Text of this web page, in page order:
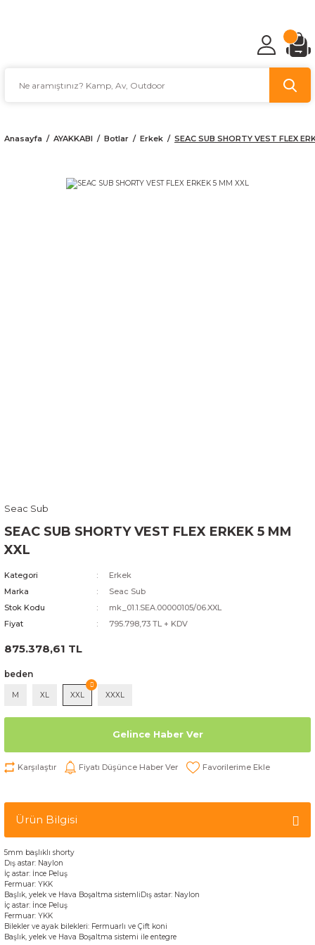
Anasayfa AYAKKABI Botlar Erkek SEAC SUB SHORTY VEST FLEX
Seac Sub
SEAC SUB SHORTY VEST FLEX ERKEK 5 MM
XXL
Kategori
Erkek
Marka
Seac Sub
Stok Kodu
mk_01.1.SEA.00000105/06.XXL
Fiyat
795.798,73 TL + KDV
875.378,61 TL
beden
M XL XXL XXXL
Gelince Haber Ver
Karşılaştır Fiyatı Düşünce Haber Ver
Ürün Bilgisi
5mm başlıklı shorty
Dış astar: Naylon
İç astar: İnce Peluş
Fermuar: YKK
Başlık, yelek ve Hava Boşaltma sistemliDış astar: Naylon
İç astar: İnce Peluş
Fermuar: YKK
Bilekler ve ayak bilekleri: Fermuarlı ve Çift koni
Başlık, yelek ve Hava Boşaltma sistemi ile entegre